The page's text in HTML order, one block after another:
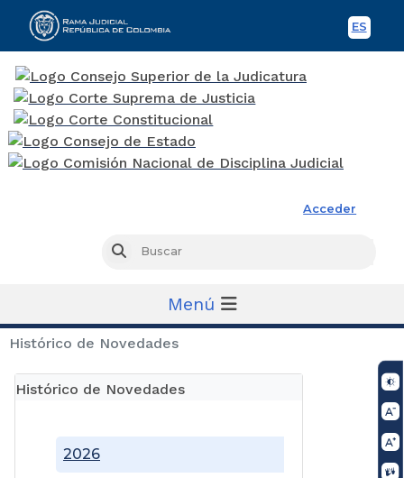
ES
Acceder
Buscar
Menú
Histórico de Novedades
Histórico de Novedades
2026